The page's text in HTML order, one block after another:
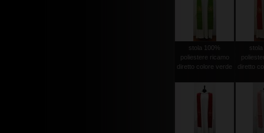
stola 100%
poliestere ricamo
diretto colore verde
diretto